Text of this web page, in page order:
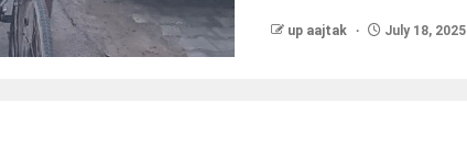
up aajtak July 18, 2025